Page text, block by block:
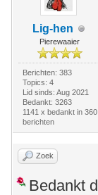
Lig-hen
Pierewaaier
Berichten: 383
Topics: 4
Lid sinds: Aug 2021
Bedankt: 3263
1141 x bedankt in 360
berichten
Zoek
Bedankt